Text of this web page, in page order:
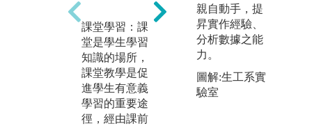
課堂學習：課
堂是學生學習
知識的場所，
課堂教學是促
進學生有意義
學習的重要途
徑，經由課前
資料收集-報告
撰寫及討論：
任何人都有收
集資料的需
求，有效收集
親自動手，提
昇實作經驗、
分析數據之能
力。
圖解:生工系實
驗室